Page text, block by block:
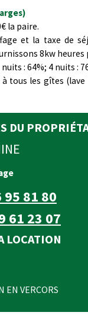
la paire.
et la taxe de
8kw heures
: 64%; 4 nuits :
tous les gîtes
DU
95 81 80
61 23 07
LOCATION
EN VERCORS